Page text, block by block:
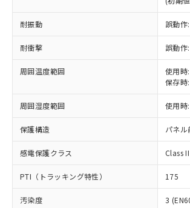
耐振動 誤動
耐衝撃 誤動
周囲温度範囲
使用
保存
周囲湿度範囲 使用時
保護構造 パネル
感電保護クラス Class II
PTI（トラッキング特性） 175
汚染度 3
正式な納期状況および標準価
様のお取引先、またはお客様
オムロン制御機器販売店や当
販売ネットワーク
」
在庫状況および標準価格結果
事前の承諾なく第三者に漏洩
示しないようお願いします。
マイパーツ機能（部品リスト
ビス）をご利用いただくには
メンバーズにご登録されてい
あります。
登録された部品リストについ
(PBDE) 1000ppm以下、フタル酸ビス(2-エチ
ル) (DEHP)(別名：DOP) 1000ppm以下、フ
ルベンジル（BBP） 1000ppm以下、フタル
（DBP） 1000ppm以下、フタル酸ジイソブ
但し、RoHS指令で産業用監視および制御機
フタル酸エステル類の４物質については閾値
図的な使用がないことを確認しています。
※2 対応予定月
部品在庫の切り替え状況などにより
月が前後することがあります。
※3 非含有証明書ダウンロード
ニル類) : 1000ppm、 PBDEs(ポリ臭化ジフェ
DBP(フタル酸ジブチル) : 1000ppm、 DIBP(
DEHP(フタル酸ビス(2-エチルヘキシル)) :
「ｅ」：有害物質（10物質）のす
準値以下であることを示します。
「10」：通常の使用状況下において
質が外部に漏えいし、環境に深刻な
及ぼさない年数を意味します。
「－」：未確認です。当社販売部門
当社は規制貨物を破棄する場
全に破砕するなど、違法に輸
いよう必要な手段を講じます
当社は貴社製品を、核兵器、
ル、化学兵器、生物兵器また
武器並びにこれらの製造装置
当社は、貴社製品を第三者に
場合は、上記1、2および3の
該第三者に通知します。また
販売先および販売に係わる関
法に輸出するおそれがある場
り引きをいたしません。
一定数以上の在庫あり
一定数には満たないが在
いては、お客様のお取引
たはお客様担当のオムロ
機器販売店・当社販売員
白
受注生産機種、また在庫
情報を公開していない機種